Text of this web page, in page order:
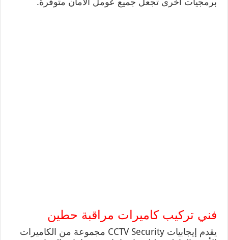
فني تركيب كاميرات مراقبة حطين
يقدم إيجابيات CCTV Security مجموعة من الكاميرات